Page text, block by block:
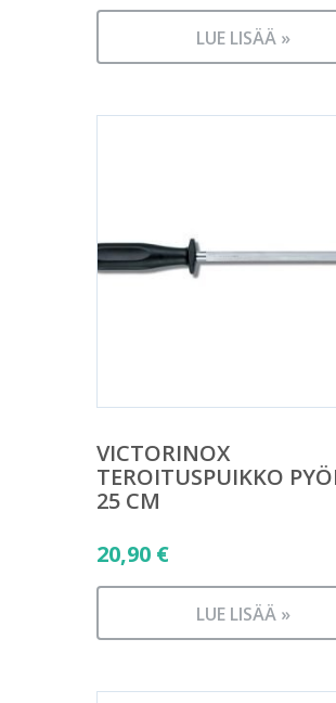
LUE LISÄÄ »
VICTORINOX
TEROITUSPUIKKO
25 CM
20,90 €
LUE LISÄÄ »